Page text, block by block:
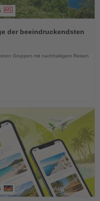
der beeindruckendsten
Gruppen mit nachhaltigem Reisen